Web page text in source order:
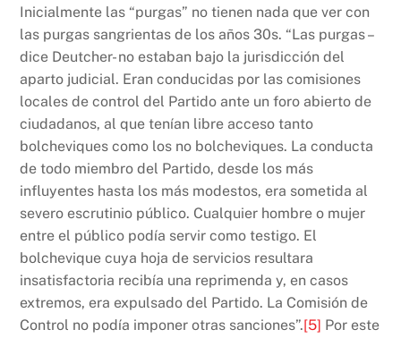
Inicialmente las “purgas” no tienen nada que ver con
las purgas sangrientas de los años 30s. “Las purgas –
dice Deutcher- no estaban bajo la jurisdicción del
aparto judicial. Eran conducidas por las comisiones
locales de control del Partido ante un foro abierto de
ciudadanos, al que tenían libre acceso tanto
bolcheviques como los no bolcheviques. La conducta
de todo miembro del Partido, desde los más
influyentes hasta los más modestos, era sometida al
severo escrutinio público. Cualquier hombre o mujer
entre el público podía servir como testigo. El
bolchevique cuya hoja de servicios resultara
insatisfactoria recibía una reprimenda y, en casos
extremos, era expulsado del Partido. La Comisión de
Control no podía imponer otras sanciones”.[5] Por este